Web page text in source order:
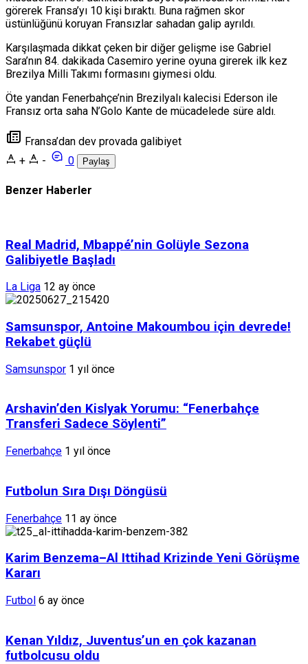
görerek Fransa’yı 10 kişi bıraktı. Buna rağmen skor
üstünlüğünü koruyan Fransızlar sahadan galip ayrıldı.
Karşılaşmada dikkat çeken bir diğer gelişme ise Gabriel
Sara’nın 84. dakikada Casemiro yerine oyuna girerek ilk kez
Brezilya Milli Takımı formasını giymesi oldu.
Öte yandan Fenerbahçe’nin Brezilyalı kalecisi Ederson ile
Fransız orta saha N’Golo Kante de mücadelede süre aldı.
Fransa’dan dev provada galibiyet
+
- 0 Paylaş
Benzer Haberler
Real Madrid, Mbappé’nin Golüyle Sezona
Galibiyetle Başladı
La Liga 12 ay önce
Samsunspor, Antoine Makoumbou için devrede!
Rekabet güçlü
Samsunspor 1 yıl önce
Arshavin’den Kislyak Yorumu: “Fenerbahçe
Transferi Sadece Söylenti”
Fenerbahçe 1 yıl önce
Futbolun Sıra Dışı Döngüsü
Fenerbahçe 11 ay önce
Karim Benzema–Al Ittihad Krizinde Yeni Görüşme
Kararı
Futbol 6 ay önce
Kenan Yıldız, Juventus’un en çok kazanan
futbolcusu oldu